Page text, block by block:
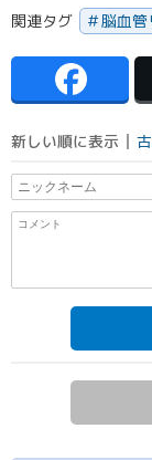
関連タグ 脳血管
新しい順に表示